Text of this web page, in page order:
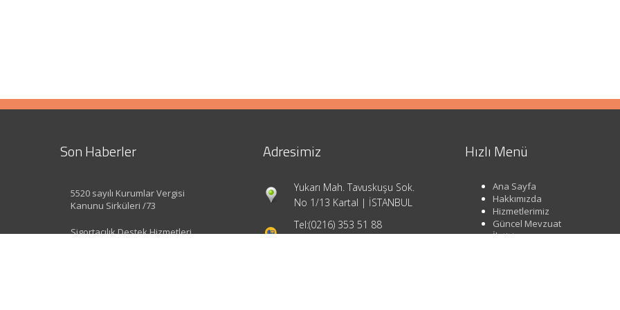
Son Haberler
5520 sayılı Kurumlar Vergisi
Kanunu Sirküleri /73
Sigortacılık Destek Hizmetleri
Adresimiz
Yukarı Mah. Tavuskuşu Sok.
No 1/13 Kartal | İSTANBUL
Tel:(0216) 353 51 88
Hızlı Menü
Ana Sayfa
Hakkımızda
Hizmetlerimiz
Güncel Mevzuat
İletişim